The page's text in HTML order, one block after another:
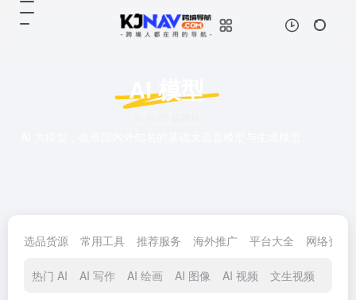
AI 模型
选品货源 常用工具 推荐服务 海外推广 平台大全 网络资源
热门 AI AI 写作 AI 绘画 AI 图像 AI 视频 文生视频